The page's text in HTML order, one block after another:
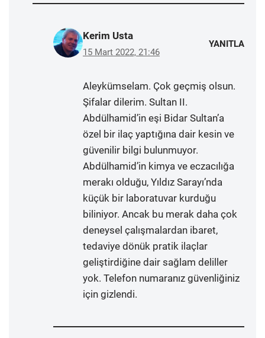
Kerim Usta
15 Mart 2022, 21:46
YANITLA
Aleykümselam. Çok geçmiş olsun.
Şifalar dilerim. Sultan II.
Abdülhamid’in eşi Bidar Sultan’a
özel bir ilaç yaptığına dair kesin ve
güvenilir bilgi bulunmuyor.
Abdülhamid’in kimya ve eczacılığa
merakı olduğu, Yıldız Sarayı’nda
küçük bir laboratuvar kurduğu
biliniyor. Ancak bu merak daha çok
deneysel çalışmalardan ibaret,
tedaviye dönük pratik ilaçlar
geliştirdiğine dair sağlam deliller
yok. Telefon numaranız güvenliğiniz
için gizlendi.